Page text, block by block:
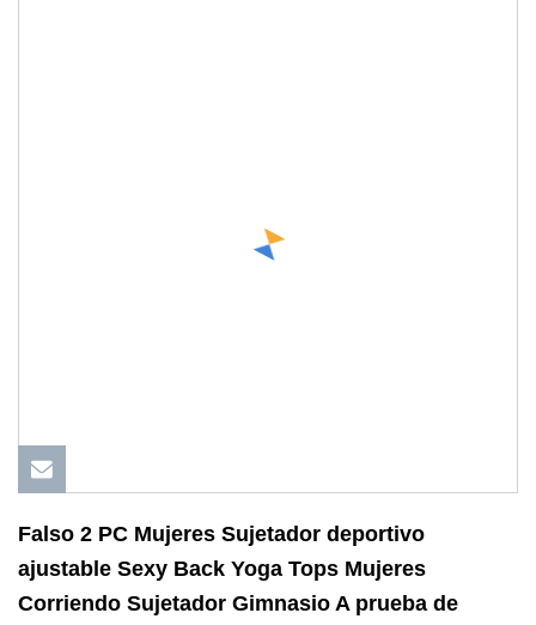
Falso 2 PC Mujeres Sujetador deportivo
ajustable Sexy Back Yoga Tops Mujeres
Corriendo Sujetador Gimnasio A prueba de